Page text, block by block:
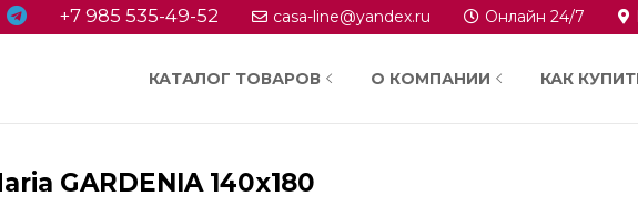
+7 985 535-49-52 casa-line@yandex.ru Онлайн 24/7
КАТАЛОГ ТОВАРОВ О КОМПАНИИ КАК
GARDENIA 140x180